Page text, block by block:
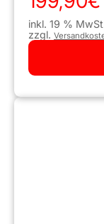
inkl. 19 %
zzgl.